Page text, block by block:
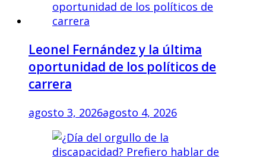
Leonel Fernández y la última
oportunidad de los políticos de
carrera
agosto 3, 2026agosto 4, 2026